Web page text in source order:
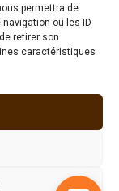
permettra de
ou les ID
retirer son
caractéristiques
sans
cookies–
Agence